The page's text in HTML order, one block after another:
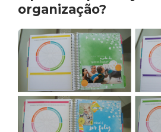
organização?